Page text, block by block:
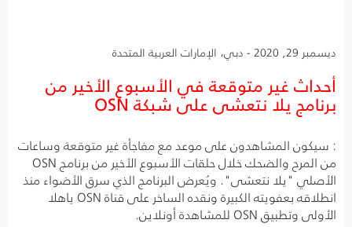
ديسمبر 29, 2020 - دبي، الإمارات العربية المتحدة
أحداث غير متوقعة في الأسبوع الأخير من
برنامج يلا نتعشى على شبكة OSN
: سيكون المشاهدون على موعد مع مفاجأة غير متوقعة وساعات
من المرح والضحك خلال حلقات الأسبوع الأخير من برنامج OSN
الأصلي "يلا نتعشى". ويُعرض البرنامج الذي سرق الأضواء منذ
انطلاقه بعفويته الكبيرة ونقده الساخر على قناة OSN ياهلا
الأولى وتطبيق OSN للمشاهدة أونلاين.